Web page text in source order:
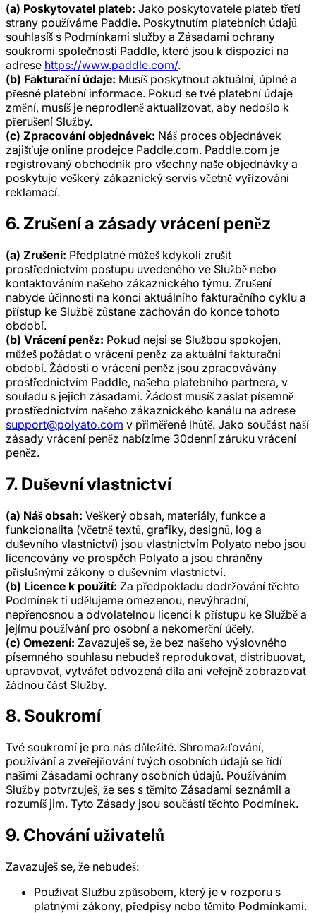
(a) Poskytovatel plateb: Jako poskytovatele plateb třetí
strany používáme Paddle. Poskytnutím platebních údajů
souhlasíš s Podmínkami služby a Zásadami ochrany
soukromí společnosti Paddle, které jsou k dispozici na
adrese https://www.paddle.com/.
(b) Fakturační údaje: Musíš poskytnout aktuální, úplné a
přesné platební informace. Pokud se tvé platební údaje
změní, musíš je neprodleně aktualizovat, aby nedošlo k
přerušení Služby.
(c) Zpracování objednávek: Náš proces objednávek
zajišťuje online prodejce Paddle.com. Paddle.com je
registrovaný obchodník pro všechny naše objednávky a
poskytuje veškerý zákaznický servis včetně vyřizování
reklamací.
6. Zrušení a zásady vrácení peněz
(a) Zrušení: Předplatné můžeš kdykoli zrušit
prostřednictvím postupu uvedeného ve Službě nebo
kontaktováním našeho zákaznického týmu. Zrušení
nabyde účinnosti na konci aktuálního fakturačního cyklu a
přístup ke Službě zůstane zachován do konce tohoto
období.
(b) Vrácení peněz: Pokud nejsi se Službou spokojen,
můžeš požádat o vrácení peněz za aktuální fakturační
období. Žádosti o vrácení peněz jsou zpracovávány
prostřednictvím Paddle, našeho platebního partnera, v
souladu s jejich zásadami. Žádost musíš zaslat písemně
prostřednictvím našeho zákaznického kanálu na adrese
support@polyato.com v přiměřené lhůtě. Jako součást naší
zásady vrácení peněz nabízíme 30denní záruku vrácení
peněz.
7. Duševní vlastnictví
(a) Náš obsah: Veškerý obsah, materiály, funkce a
funkcionalita (včetně textů, grafiky, designů, log a
duševního vlastnictví) jsou vlastnictvím Polyato nebo jsou
licencovány ve prospěch Polyato a jsou chráněny
příslušnými zákony o duševním vlastnictví.
(b) Licence k použití: Za předpokladu dodržování těchto
Podmínek ti udělujeme omezenou, nevýhradní,
nepřenosnou a odvolatelnou licenci k přístupu ke Službě a
jejímu používání pro osobní a nekomerční účely.
(c) Omezení: Zavazuješ se, že bez našeho výslovného
písemného souhlasu nebudeš reprodukovat, distribuovat,
upravovat, vytvářet odvozená díla ani veřejně zobrazovat
žádnou část Služby.
8. Soukromí
Tvé soukromí je pro nás důležité. Shromažďování,
používání a zveřejňování tvých osobních údajů se řídí
našimi Zásadami ochrany osobních údajů. Používáním
Služby potvrzuješ, že ses s těmito Zásadami seznámil a
rozumíš jim. Tyto Zásady jsou součástí těchto Podmínek.
9. Chování uživatelů
Zavazuješ se, že nebudeš:
Používat Službu způsobem, který je v rozporu s
platnými zákony, předpisy nebo těmito Podmínkami.